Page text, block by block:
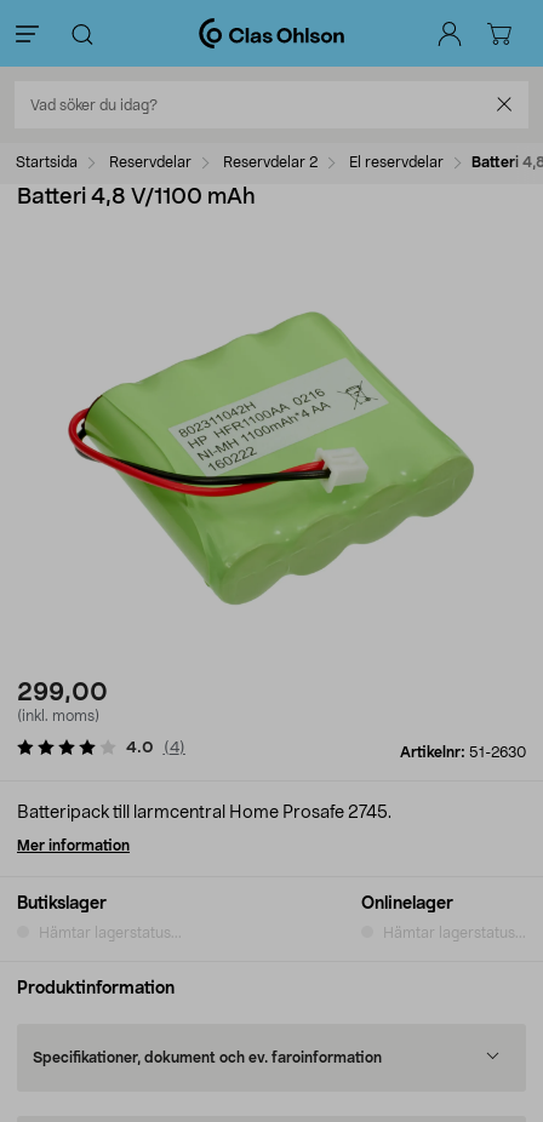
Startsida Reservdelar Reservdelar 2 El reservdelar Batteri
Batteri 4,8 V/1100 mAh
299,00
(inkl. moms)
Artikelnr: 51-2630
4.0 (4)
Butikslager
Hämtar lagerstatus...
Onlinelager
Hämtar lagerstatus...
Batteripack till larmcentral Home Prosafe 2745.
Mer information
Produktinformation
Specifikationer, dokument och ev. faroinformation